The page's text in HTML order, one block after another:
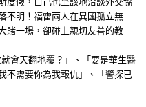
不明！福雷兩人在異國孤立無
賭一場，卻碰上親切友善的教
會天翻地覆？」、「要是華生醫
不需要你為我報仇」、「警探已